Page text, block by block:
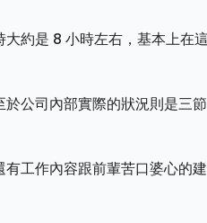
約是 8 小時左右，基本上在
公司內部實際的狀況則是三
工作內容跟前輩苦口婆心的